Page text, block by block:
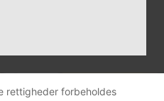
rettigheder forbeholdes